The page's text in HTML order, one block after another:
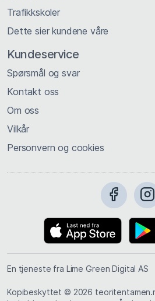
Trafikkskoler
Dette sier kundene våre
Kundeservice
Spørsmål og svar
Kontakt oss
Om oss
Vilkår
Personvern og cookies
En tjeneste fra Lime Green Digital AS
Kopibeskyttet © 2026